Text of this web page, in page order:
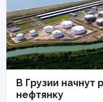
В Грузии начнут
нефтянку